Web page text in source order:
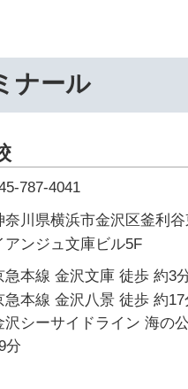
ナール
787-4041
奈川県横浜市金沢区釜利谷
アンジュ文庫ビル5F
急本線 金沢文庫 徒歩 約3
急本線 金沢八景 徒歩 約17
沢シーサイドライン 海の
分